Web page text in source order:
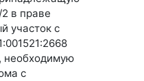
в праве
участок с
необходимую
с